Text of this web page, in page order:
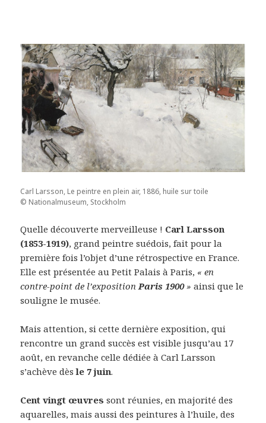
Carl Larsson, Le peintre en plein air, 1886, huile sur toile
© Nationalmuseum, Stockholm
Quelle découverte merveilleuse ! Carl Larsson
(1853-1919), grand peintre suédois, fait pour la
première fois l’objet d’une rétrospective en France.
Elle est présentée au Petit Palais à Paris, « en
contre-point de l’expositionParis 1900»ainsi que le
souligne le musée.
Mais attention, si cette dernière exposition, qui
rencontre un grand succès est visible jusqu’au 17
août, en revanche celle dédiée à Carl Larsson
s’achève dèsle 7 juin.
Cent vingt œuvres sont réunies, en majorité des
aquarelles, mais aussi des peintures à l’huile, des